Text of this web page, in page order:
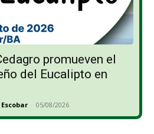
promueven el
del Eucalipto en
- 05/08/2026